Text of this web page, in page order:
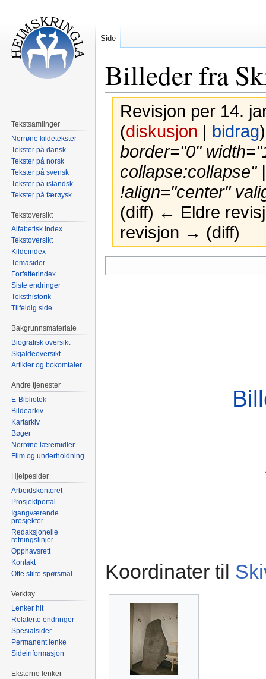
Billeder fra
Revisjon per 14.
(diskusjon | bidrag)
border="0"
collapse:collapse"
!align="center"
(diff) ← Eldre
revisjon → (diff)
til
til
Koordinater til
Side
Tekstsamlinger
Norrøne kildetekster
Tekster på dansk
Tekster på norsk
Tekster på svensk
Tekster på islandsk
Tekster på færøysk
Tekstoversikt
Alfabetisk index
Tekstoversikt
Kildeindex
Temasider
Forfatterindex
Siste endringer
Teksthistorik
Tilfeldig side
Bakgrunnsmateriale
Biografisk oversikt
Skjaldeoversikt
Artikler og bokomtaler
Andre tjenester
E-Bibliotek
Bildearkiv
Kartarkiv
Bøger
Norrøne læremidler
Film og underholdning
Hjelpesider
Arbeidskontoret
Prosjektportal
Igangværende
prosjekter
Redaksjonelle
retningslinjer
Opphavsrett
Kontakt
Ofte stilte spørsmål
Verktøy
Lenker hit
Relaterte endringer
Spesialsider
Permanent lenke
Sideinformasjon
Eksterne lenker